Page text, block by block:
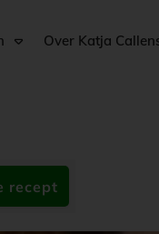
Over Katja
recept